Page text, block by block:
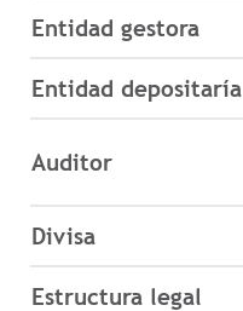
Entidad gestora
Entidad depositaría
Auditor
Divisa
Estructura legal